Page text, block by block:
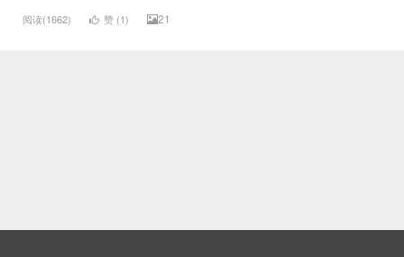
阅读(1662) 赞 (1) 21